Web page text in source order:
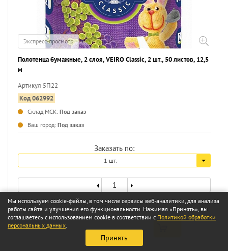
Экспресс-просмотр
Полотенца бумажные, 2 слоя, VEIRO Classic, 2 шт., 50 листов, 12,5
м
Артикул 5П22
Код 062992
Склад МСК: Под заказ
Ваш город: Под заказ
Заказать по:
1 шт.
14663 a
Мы используем cookie-файлы, в том числе сервисы веб-аналитики, для анализа
работы сайта и улучшения его функциональности. Нажимая «Принять», вы
соглашаетесь с использованием cookie в соответствии с Политикой обработки
персональных данных.
Принять